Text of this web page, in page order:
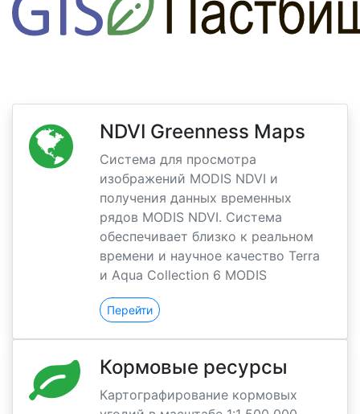
NDVI Greenness Maps
Система для просмотра
изображений MODIS NDVI и
получения данных временных
рядов MODIS NDVI. Система
обеспечивает близко к реальном
времени и научное качество Terra
и Aqua Collection 6 MODIS
Перейти
Кормовые ресурсы
Картографирование кормовых